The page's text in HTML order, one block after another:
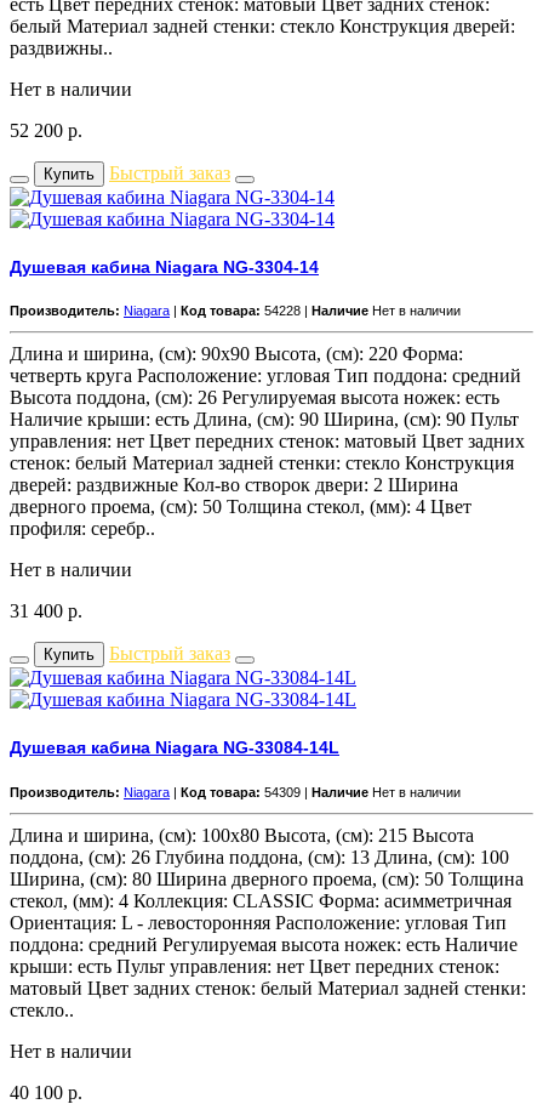
белый Материал задней стенки: стекло Конструкция дверей:
раздвижны..
Нет в наличии
52 200 р.
Купить Быстрый заказ
Душевая кабина Niagara NG-3304-14
Производитель: Niagara | Код товара: 54228 | Наличие Нет в наличии
Длина и ширина, (см): 90x90 Высота, (см): 220 Форма:
четверть круга Расположение: угловая Тип поддона: средний
Высота поддона, (см): 26 Регулируемая высота ножек: есть
Наличие крыши: есть Длина, (см): 90 Ширина, (см): 90 Пульт
управления: нет Цвет передних стенок: матовый Цвет задних
стенок: белый Материал задней стенки: стекло Конструкция
дверей: раздвижные Кол-во створок двери: 2 Ширина
дверного проема, (см): 50 Толщина стекол, (мм): 4 Цвет
профиля: серебр..
Нет в наличии
31 400 р.
Купить Быстрый заказ
Душевая кабина Niagara NG-33084-14L
Производитель: Niagara | Код товара: 54309 | Наличие Нет в наличии
Длина и ширина, (см): 100x80 Высота, (см): 215 Высота
поддона, (см): 26 Глубина поддона, (см): 13 Длина, (см): 100
Ширина, (см): 80 Ширина дверного проема, (см): 50 Толщина
стекол, (мм): 4 Коллекция: CLASSIC Форма: асимметричная
Ориентация: L - левосторонняя Расположение: угловая Тип
поддона: средний Регулируемая высота ножек: есть Наличие
крыши: есть Пульт управления: нет Цвет передних стенок:
матовый Цвет задних стенок: белый Материал задней стенки:
стекло..
Нет в наличии
40 100 р.